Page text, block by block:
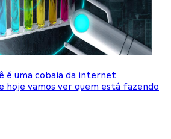
é uma cobaia da internet
hoje vamos ver quem está fazendo